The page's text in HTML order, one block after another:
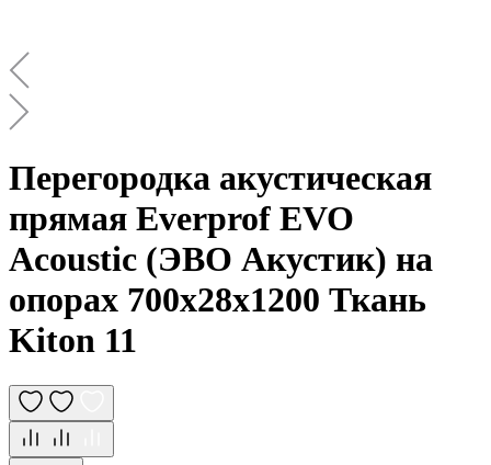
Перегородка акустическая
прямая Everprof EVO
Acoustic (ЭВО Акустик) на
опорах 700х28х1200 Ткань
Kiton 11